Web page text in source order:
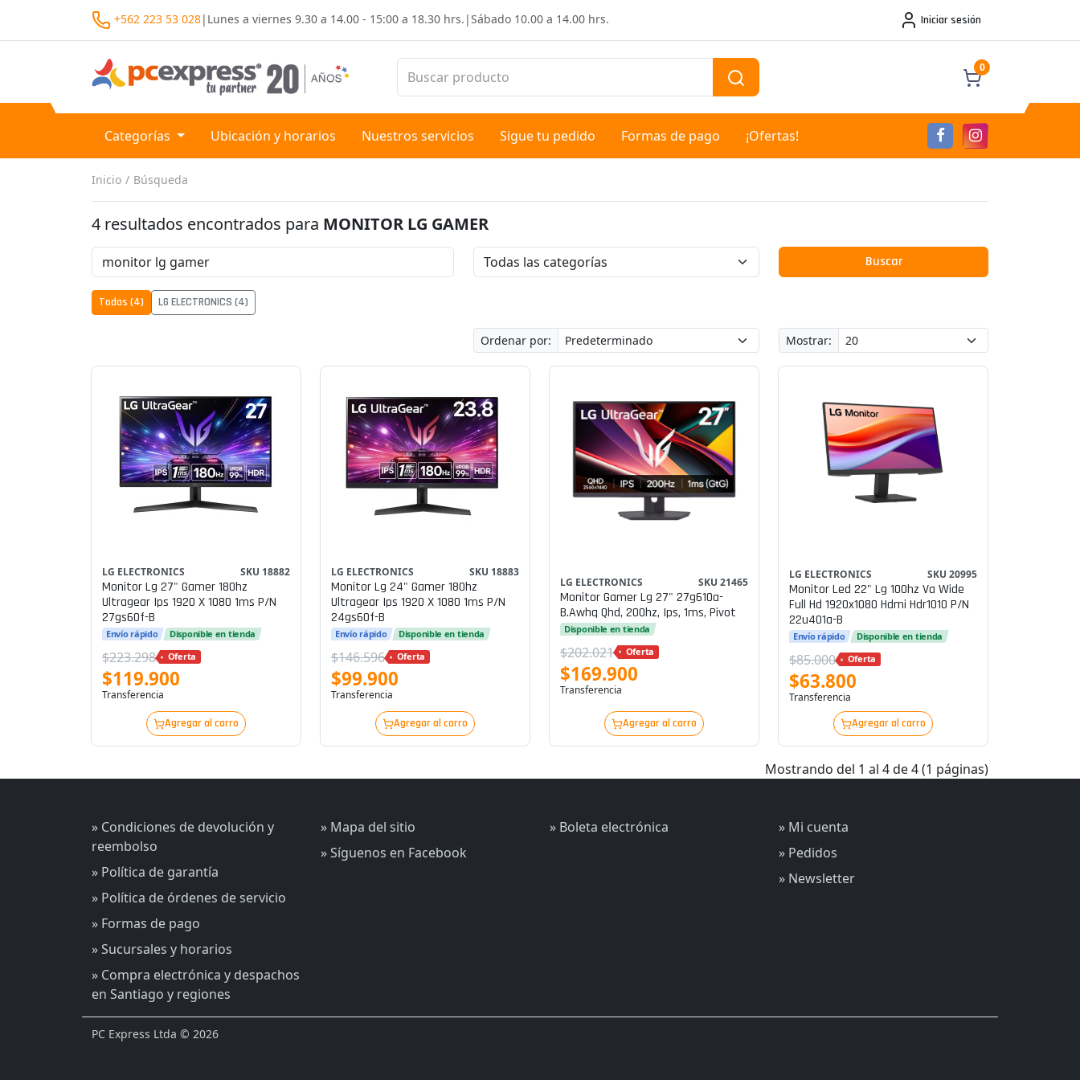
+562 223 53 028| Lunes a viernes 9.30 a 14.00 - 15:00 a 18.30 hrs. |Sábado 10.00 a 14.00 hrs. Iniciar sesión
0
Categorías Ubicación y horarios Nuestros servicios Sigue tu pedido Formas de pago ¡Ofertas!
Inicio Búsqueda
4 resultados encontrados para MONITOR LG GAMER
Buscar
Todas (4) LG ELECTRONICS (4)
Ordenar por: Mostrar:
LG ELECTRONICS SKU 18882
Monitor Lg 27" Gamer 180hz
Ultragear Ips 1920 X 1080 1ms P/n
27gs60f-B
Envío rápido Disponible en tienda
$223.298 Oferta
$119.900
Transferencia
Agregar al carro
LG ELECTRONICS SKU 18883
Monitor Lg 24" Gamer 180hz
Ultragear Ips 1920 X 1080 1ms P/n
24gs60f-B
Envío rápido Disponible en tienda
$146.596 Oferta
$99.900
Transferencia
Agregar al carro
LG ELECTRONICS SKU 21465
Monitor Gamer Lg 27" 27g610a-
B.awhq Qhd, 200hz, Ips, 1ms, Pivot
Disponible en tienda
$202.021 Oferta
$169.900
Transferencia
Agregar al carro
LG ELECTRONICS SKU 20995
Monitor Led 22" Lg 100hz Va Wide
Full Hd 1920x1080 Hdmi Hdr1010 P/n
22u401a-B
Envío rápido Disponible en tienda
$85.000 Oferta
$63.800
Transferencia
Agregar al carro
Mostrando del 1 al 4 de 4 (1 páginas)
» Condiciones de devolución y
reembolso
» Política de garantía
» Política de órdenes de servicio
» Formas de pago
» Sucursales y horarios
» Compra electrónica y despachos
en Santiago y regiones
» Mapa del sitio
» Síguenos en Facebook
» Boleta electrónica
» Mi cuenta
» Pedidos
» Newsletter
PC Express Ltda © 2026